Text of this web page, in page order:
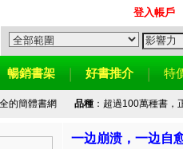
登入帳戶
暢銷書架 好書推介 特
的簡體書網 品種：超過100萬種書，
一边崩溃，一边自